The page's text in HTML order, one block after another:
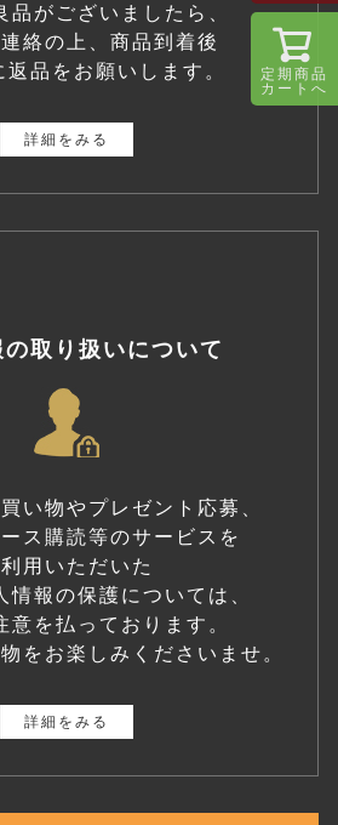
品がございましたら、
絡の上、商品到着後
品をお願いします。
詳細をみる
取り扱いについて
い物やプレゼント応募、
ス購読等のサービスを
用いただいた
情報の保護については、
意を払っております。
をお楽しみくださいませ。
詳細をみる
定期商品
カートへ